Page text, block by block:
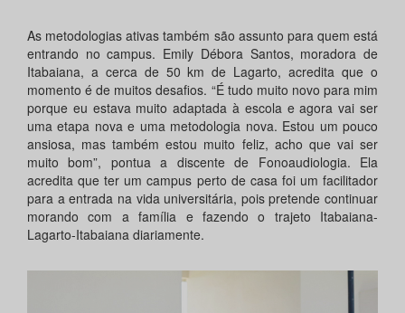
As metodologias ativas também são assunto para quem está
entrando no campus. Emily Débora Santos, moradora de
Itabaiana, a cerca de 50 km de Lagarto, acredita que o
momento é de muitos desafios. “É tudo muito novo para mim
porque eu estava muito adaptada à escola e agora vai ser
uma etapa nova e uma metodologia nova. Estou um pouco
ansiosa, mas também estou muito feliz, acho que vai ser
muito bom”, pontua a discente de Fonoaudiologia. Ela
acredita que ter um campus perto de casa foi um facilitador
para a entrada na vida universitária, pois pretende continuar
morando com a família e fazendo o trajeto Itabaiana-
Lagarto-Itabaiana diariamente.